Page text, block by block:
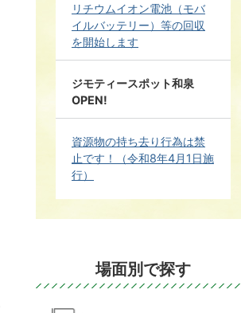
リチウムイオン電池（モバ
イルバッテリー）等の回収
を開始します
ジモティースポット和泉
OPEN!
資源物の持ち去り行為は禁
止です！（令和8年4月1日施
行）
場面別で探す